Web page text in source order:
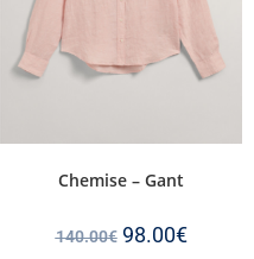
Chemise – Gant
140.00€ 98.00€